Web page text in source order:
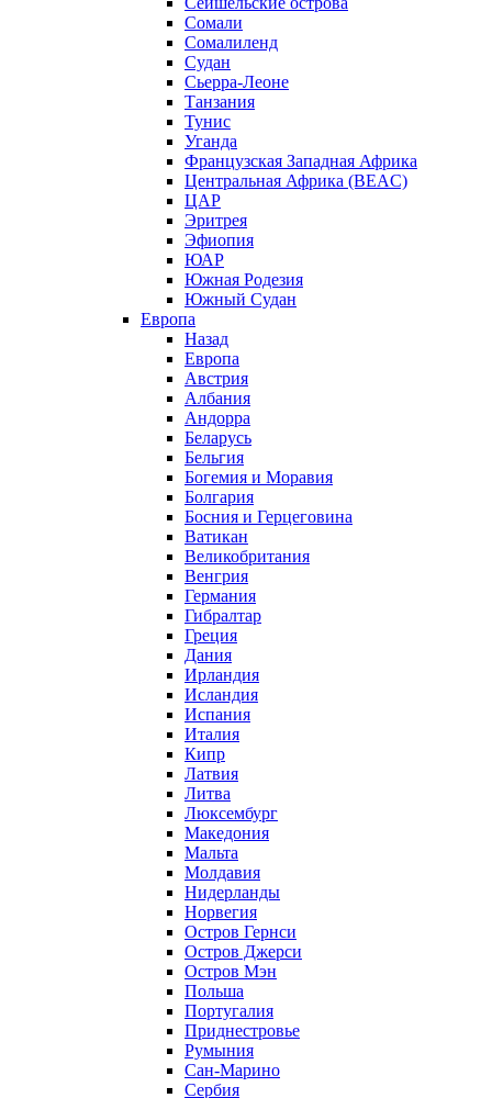
Сомали
Сомалиленд
Судан
Сьерра-Леоне
Танзания
Тунис
Уганда
Французская Западная Африка
Центральная Африка (BEAC)
ЦАР
Эритрея
Эфиопия
ЮАР
Южная Родезия
Южный Судан
Европа
Назад
Европа
Австрия
Албания
Андорра
Беларусь
Бельгия
Богемия и Моравия
Болгария
Босния и Герцеговина
Ватикан
Великобритания
Венгрия
Германия
Гибралтар
Греция
Дания
Ирландия
Исландия
Испания
Италия
Кипр
Латвия
Литва
Люксембург
Македония
Мальта
Молдавия
Нидерланды
Норвегия
Остров Гернси
Остров Джерси
Остров Мэн
Польша
Португалия
Приднестровье
Румыния
Сан-Марино
Сербия